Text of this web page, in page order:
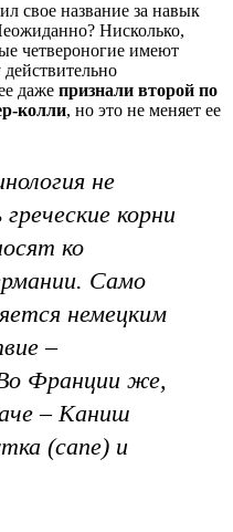
свое название за навык
Нисколько,
четвероногие имеют
даже признали второй по
колли, но это не меняет ее
не
корни
ко
Само
немецким
–
Франции же,
– Каниш
(cane) и